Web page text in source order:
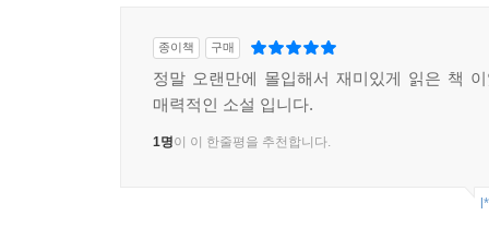
종이책 구매
정말 오랜만에 몰입해서 재미있게 읽은 책
매력적인 소설 입니다.
1명이 이 한줄평을 추천합니다.